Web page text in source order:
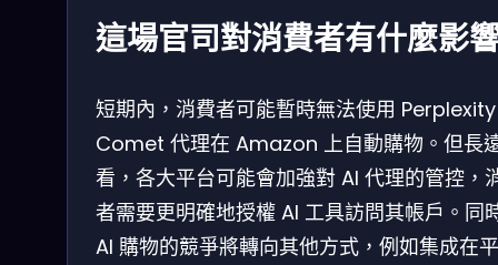
這場官司對消費者有什麼影
短期內，消費者可能暫時無法使用
Comet 代理在 Amazon 上自動購物。但長
看，各大平台可能會加強對 AI 代理的管控，
者需要更明確地授權 AI 工具訪問其帳戶。同
AI 購物的競爭將轉向其他方式，例如集成在